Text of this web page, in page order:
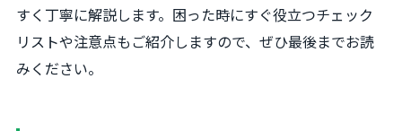
すく丁寧に解説します。困った時にすぐ役立つチェック
リストや注意点もご紹介しますので、ぜひ最後までお読
みください。